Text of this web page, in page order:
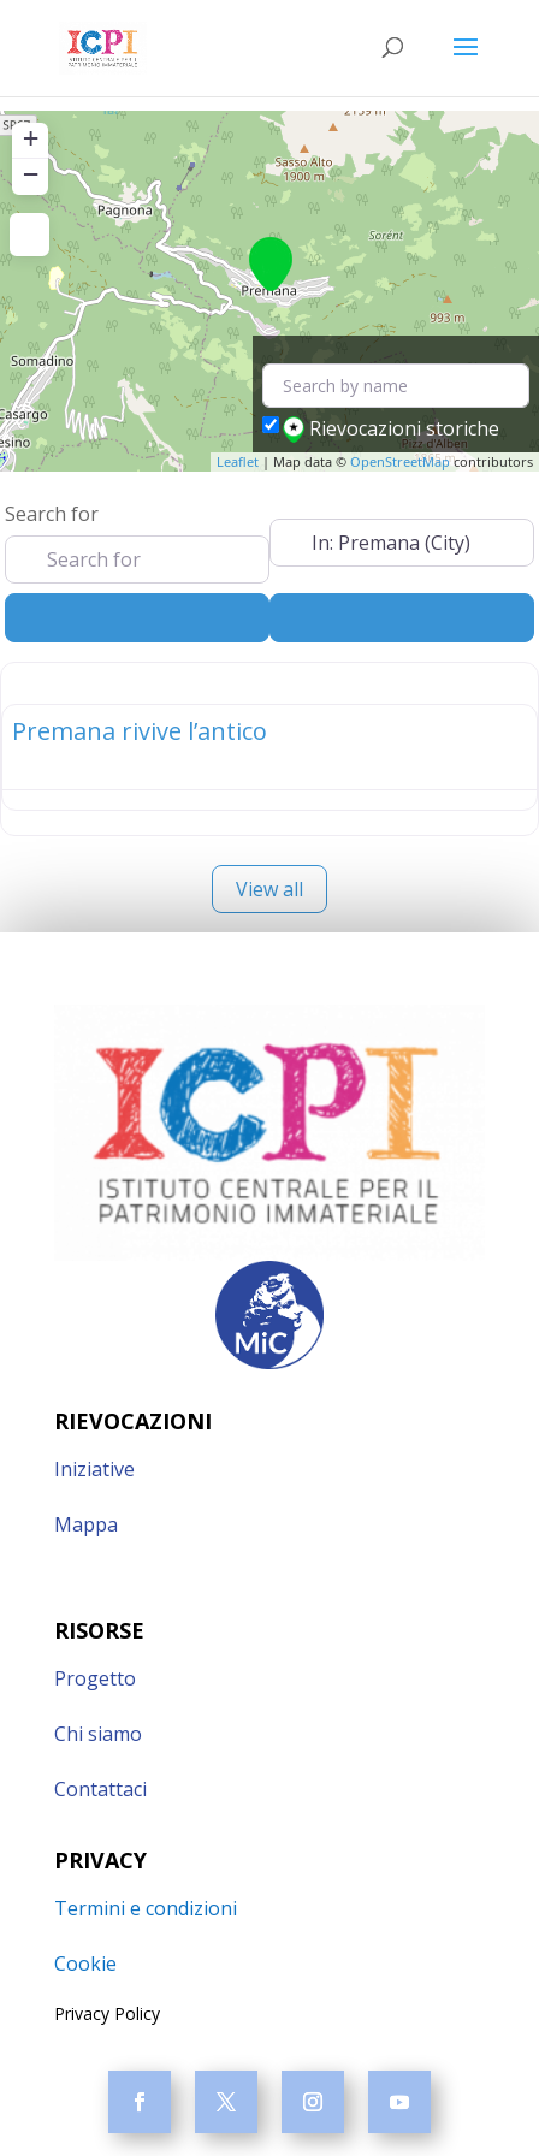
+
−
Leaflet | Map data © OpenStreetMapcontributors
Rievocazioni storiche
Search for
Near
Premana rivive l’antico
View all
RIEVOCAZIONI
Iniziative
Mappa
RISORSE
Progetto
Chi siamo
Contattaci
PRIVACY
Termini e condizioni
Cookie
Privacy Policy